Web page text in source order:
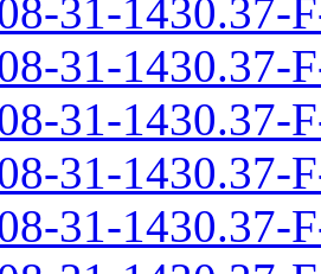
31-1430.37-
31-1430.37-
31-1430.37-
31-1430.37-
31-1430.37-